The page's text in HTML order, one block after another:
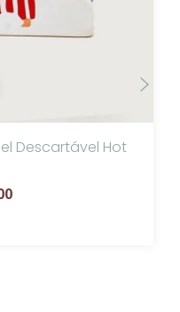
Descartável Hot